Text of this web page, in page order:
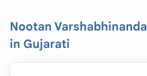
Nootan
in Gujarati